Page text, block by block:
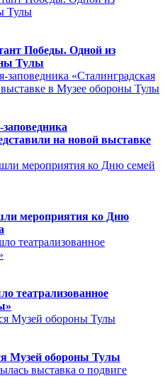
Победы. Одной из
Тулы
на новой выставке
мероприятия ко Дню
театрализованное
Музей обороны Тулы